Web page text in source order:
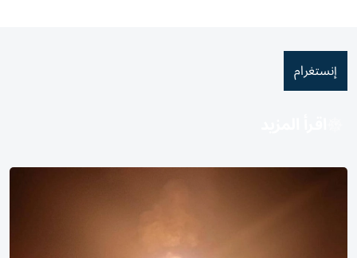
إنستغرام